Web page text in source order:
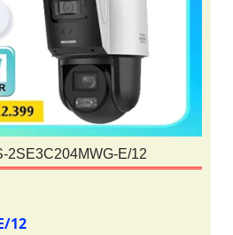
2SE3C204MWG-E/12
12